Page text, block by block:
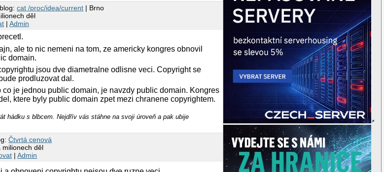
cat /proc/idea/current | Brno
děl
|Admin
ale to nic nemeni na tom, ze americky kongres obnovil
domain.
jsou dve diametralne odlisne veci. Copyright se
prodluzovat dal.
je jednou public domain, je navzdy public domain. Kongres
ktere byly public domain zpet mezi chranene copyrightem.
hádku s blbcem. Nejdřív vás stáhne na svoji úroveň a pak ubije
Čtvrtá cenová
milionech děl
|Admin